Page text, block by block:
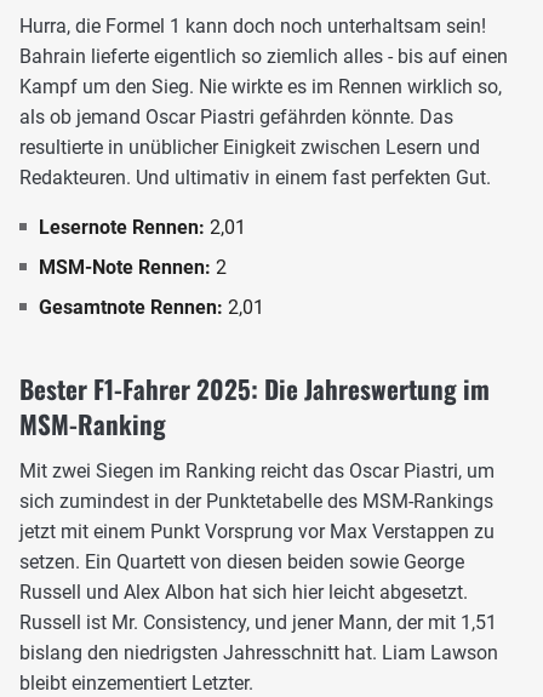
Hurra, die Formel 1 kann doch noch unterhaltsam sein!
Bahrain lieferte eigentlich so ziemlich alles - bis auf einen
Kampf um den Sieg. Nie wirkte es im Rennen wirklich so,
als ob jemand Oscar Piastri gefährden könnte. Das
resultierte in unüblicher Einigkeit zwischen Lesern und
Redakteuren. Und ultimativ in einem fast perfekten Gut.
Lesernote Rennen: 2,01
MSM-Note Rennen: 2
Gesamtnote Rennen: 2,01
Bester F1-Fahrer 2025: Die Jahreswertung im
MSM-Ranking
Mit zwei Siegen im Ranking reicht das Oscar Piastri, um
sich zumindest in der Punktetabelle des MSM-Rankings
jetzt mit einem Punkt Vorsprung vor Max Verstappen zu
setzen. Ein Quartett von diesen beiden sowie George
Russell und Alex Albon hat sich hier leicht abgesetzt.
Russell ist Mr. Consistency, und jener Mann, der mit 1,51
bislang den niedrigsten Jahresschnitt hat. Liam Lawson
bleibt einzementiert Letzter.